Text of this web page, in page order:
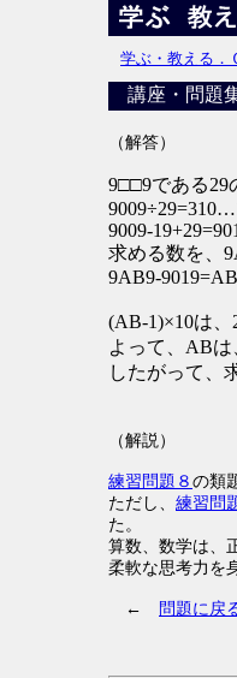
学ぶ・教える．
講座・問題
（解答）
9□□9である29
9009-
求める数を、
9AB9-
=(AB-
(AB-1)×10は
よって、ABは
したがって、
（解説）
練習問題８ の類
ただし、 練習問
た。
算数、数学は、
柔軟な思考力を
← 問題に戻